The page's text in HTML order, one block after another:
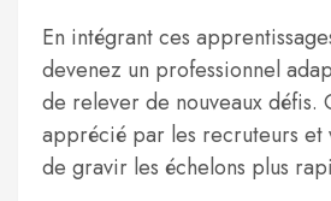
En intégrant ces
devenez un professionnel
de relever de nouveaux défis.
apprécié par les recruteurs et
de gravir les échelons plus